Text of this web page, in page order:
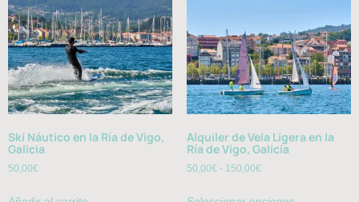
Skí Náutico en la Ría de Vigo,
Galicia
50,00€
Alquiler de Vela Ligera en la
Ría de Vigo, Galicia
50,00€ - 150,00€